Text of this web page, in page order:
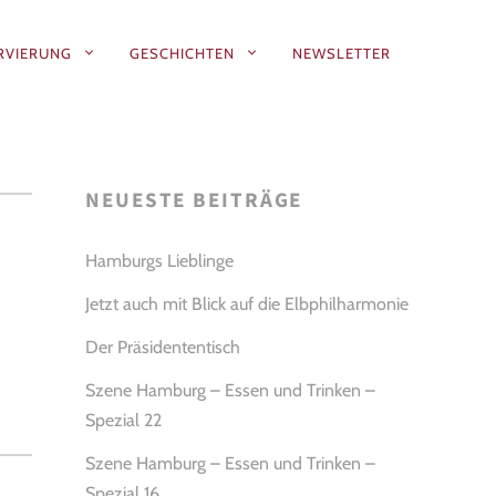
GESCHICHTEN NEWSLETTER
NEUESTE BEITRÄGE
Hamburgs Lieblinge
Jetzt auch mit Blick auf die Elbphilharmonie
Der Präsidententisch
Szene Hamburg – Essen und Trinken –
Spezial 22
Szene Hamburg – Essen und Trinken –